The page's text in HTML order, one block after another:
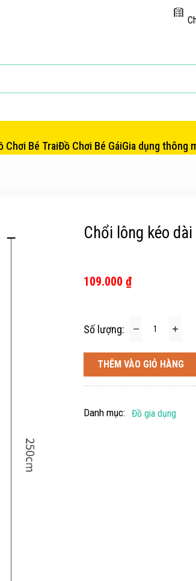
Chơi Bé TraiĐồ Chơi Bé GáiGia dụng thông
Chổi lông kéo dài
109.000 ₫
Số lượng:
THÊM VÀO GIỎ HÀNG
Danh mục: Đồ gia dụng